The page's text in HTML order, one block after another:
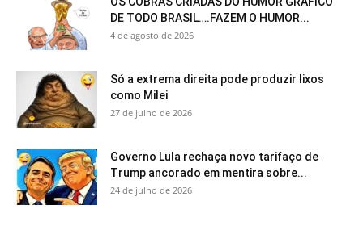
DE TODO BRASIL….FAZEM O HUMOR...
4 de agosto de 2026
Só a extrema direita pode produzir lixos
como Milei
27 de julho de 2026
Governo Lula rechaça novo tarifaço de
Trump ancorado em mentira sobre...
24 de julho de 2026